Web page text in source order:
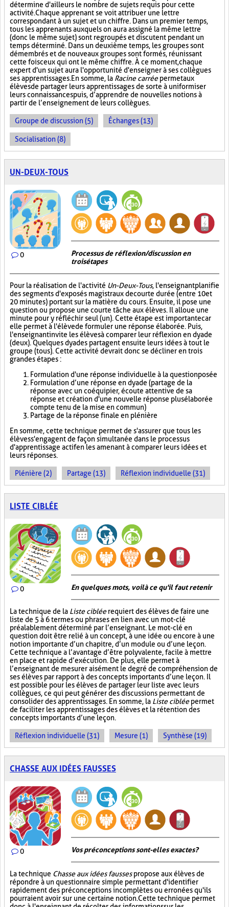
détermine d'ailleurs le nombre de sujets requis pour cette
activité. Chaque apprenant se voit attribuer une lettre
correspondant à un sujet et un chiffre. Dans un premier temps,
tous les apprenants auxquels on aura assigné la même lettre
(donc le même sujet) sont regroupés et discutent pendant un
temps déterminé. Dans un deuxième temps, les groupes sont
démembrés et de nouveaux groupes sont formés, réunissant
cette fois ceux qui ont le même chiffre. À ce moment, chaque
expert d'un sujet aura l'opportunité d'enseigner à ses collègues
ses apprentissages. En somme, la Racine carréepermet aux
élèves de partager leurs apprentissages de sorte à uniformiser
leurs connaissances puis, d’apprendre de nouvelles notions à
partir de l’enseignement de leurs collègues.
Groupe de discussion (5) Échanges (13)
Socialisation (8)
UN-DEUX-TOUS
0
Processus de réflexion/discussion en
trois étapes
Pour la réalisation de l'activité Un-Deux-Tous, l'enseignant planifie
des segments d'exposés magistraux de courte durée (entre 10 et
20 minutes) portant sur la matière du cours. Ensuite, il pose une
question ou propose une courte tâche aux élèves. Il alloue une
minute pour y réfléchir seul (un). Cette étape est importante car
elle permet à l'élève de formuler une réponse élaborée. Puis,
l'enseignant invite les élèves à comparer leur réflexion en dyade
(deux). Quelques dyades partagent ensuite leurs idées à tout le
groupe (tous). Cette activité devrait donc se décliner en trois
grandes étapes :
Formulation d'une réponse individuelle à la question posée
Formulation d’une réponse en dyade (partage de la
réponse avec un coéquipier, écoute attentive de sa
réponse et création d'une nouvelle réponse plus élaborée
compte tenu de la mise en commun)
Partage de la réponse finale en plénière
En somme, cette technique permet de s'assurer que tous les
élèves s'engagent de façon simultanée dans le processus
d'apprentissage actif en les amenant à comparer leurs idées et
leurs réponses.
Plénière (2) Partage (13) Réflexion individuelle (31)
LISTE CIBLÉE
0 En quelques mots, voilà ce qu'il faut retenir
La technique de la Liste cibléerequiert des élèves de faire une
liste de 5 à 6 termes ou phrases en lien avec un mot-clé
préalablement déterminé par l’enseignant. Le mot-clé en
question doit être relié à un concept, à une idée ou encore à une
notion importante d’un chapitre, d’un module ou d’une leçon.
Cette technique a l’avantage d’être polyvalente, facile à mettre
en place et rapide d’exécution. De plus, elle permet à
l’enseignant de mesurer aisément le degré de compréhension de
ses élèves par rapport à des concepts importants d’une leçon. Il
est possible pour les élèves de partager leur liste avec leurs
collègues, ce qui peut générer des discussions permettant de
consolider des apprentissages. En somme, la Liste cibléepermet
de faciliter les apprentissages des élèves et la rétention des
concepts importants d’une leçon.
Réflexion individuelle (31) Mesure (1) Synthèse (19)
CHASSE AUX IDÉES FAUSSES
0 Vos préconceptions sont-elles exactes ?
La technique Chasse aux idées faussespropose aux élèves de
répondre à un questionnaire simple permettant d'identifier
rapidement des préconceptions incomplètes ou erronées qu'ils
pourraient avoir sur une certaine notion. Cette technique permet